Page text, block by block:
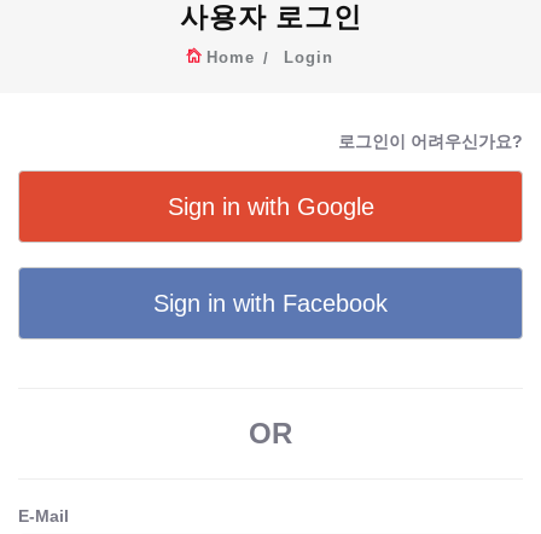
사용자 로그인
Home Login
로그인이 어려우신가요?
Sign in with Google
Sign in with Facebook
OR
E-Mail